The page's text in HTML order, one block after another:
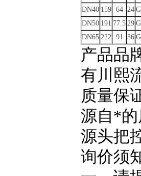
DN40 159 64 24
DN50 191 77.5 29
DN65 222 91 36
产品品
有川熙
质量保
源自*的
源头把
询价须